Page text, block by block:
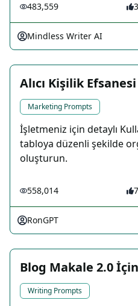
483,559
Mindless Writer AI
Alıcı Kişilik Efsanesi
Marketing Prompts
İşletmeniz için detaylı
tabloya düzenli şekilde
oluşturun.
558,014
RonGPT
Blog Makale 2.0
Writing Prompts